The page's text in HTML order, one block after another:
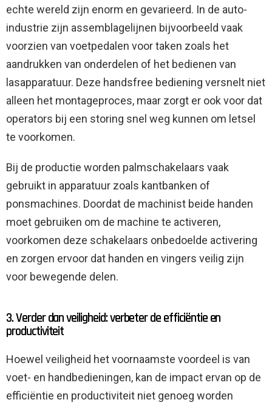
echte wereld zijn enorm en gevarieerd. In de auto-
industrie zijn assemblagelijnen bijvoorbeeld vaak
voorzien van voetpedalen voor taken zoals het
aandrukken van onderdelen of het bedienen van
lasapparatuur. Deze handsfree bediening versnelt niet
alleen het montageproces, maar zorgt er ook voor dat
operators bij een storing snel weg kunnen om letsel
te voorkomen.
Bij de productie worden palmschakelaars vaak
gebruikt in apparatuur zoals kantbanken of
ponsmachines. Doordat de machinist beide handen
moet gebruiken om de machine te activeren,
voorkomen deze schakelaars onbedoelde activering
en zorgen ervoor dat handen en vingers veilig zijn
voor bewegende delen.
3. Verder dan veiligheid: verbeter de efficiëntie en
productiviteit
Hoewel veiligheid het voornaamste voordeel is van
voet- en handbedieningen, kan de impact ervan op de
efficiëntie en productiviteit niet genoeg worden